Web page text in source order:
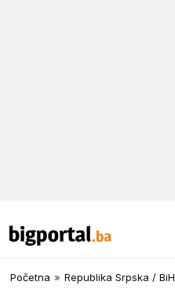
Početna » Republika Srpska / BiH